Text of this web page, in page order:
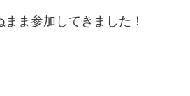
ま参加してきました！